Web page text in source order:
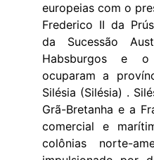
europeias com o
Frederico II da
da Sucessão
Habsburgos e
ocuparam a
Silésia (Silésia) .
Grã-Bretanha e a
comercial e
colônias norte-